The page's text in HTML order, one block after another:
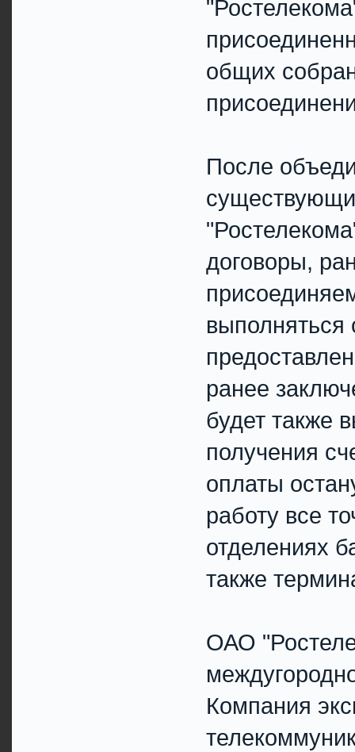
общих
После
договоры,
выполняться
ранее
будет также
получения
оплаты
работу все
отделениях
также
ОАО
Компания